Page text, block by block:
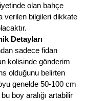
olan bahçe
verilen bilgileri dikkate
Detayları
sadece fidan
kolisinde gönderim
olduğunu belirten
genelde 50-100 cm
boy aralığı artabilir